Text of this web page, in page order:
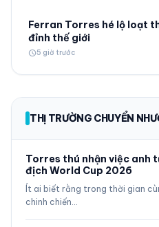
Ferran Torres hé lộ loạt
đỉnh thế giới
schedule5 giờ trước
THỊ TRƯỜNG CHUYỂN
Torres thú nhận việc anh
địch World Cup 2026
Ít ai biết rằng trong thời gian
chinh chiến…